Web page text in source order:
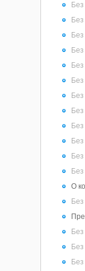
Без
Без
Без
Без
Без
Без
Без
Без
Без
Без
Без
Без
О
Без
Без
Без
Без